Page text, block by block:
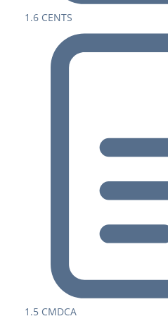
1.6 CENTS
1.5 CMDCA